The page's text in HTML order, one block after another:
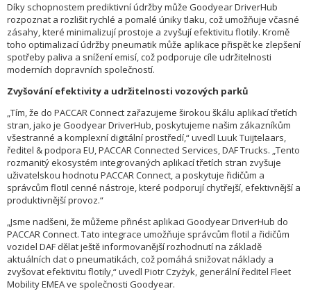
Díky schopnostem prediktivní údržby může Goodyear DriverHub
rozpoznat a rozlišit rychlé a pomalé úniky tlaku, což umožňuje včasné
zásahy, které minimalizují prostoje a zvyšují efektivitu flotily. Kromě
toho optimalizací údržby pneumatik může aplikace přispět ke zlepšení
spotřeby paliva a snížení emisí, což podporuje cíle udržitelnosti
moderních dopravních společností.
Zvyšování efektivity a udržitelnosti vozových parků
„Tím, že do PACCAR Connect zařazujeme širokou škálu aplikací třetích
stran, jako je Goodyear DriverHub, poskytujeme našim zákazníkům
všestranné a komplexní digitální prostředí,“ uvedl Luuk Tuijtelaars,
ředitel & podpora EU, PACCAR Connected Services, DAF Trucks. „Tento
rozmanitý ekosystém integrovaných aplikací třetích stran zvyšuje
uživatelskou hodnotu PACCAR Connect, a poskytuje řidičům a
správcům flotil cenné nástroje, které podporují chytřejší, efektivnější a
produktivnější provoz.“
„Jsme nadšeni, že můžeme přinést aplikaci Goodyear DriverHub do
PACCAR Connect. Tato integrace umožňuje správcům flotil a řidičům
vozidel DAF dělat ještě informovanější rozhodnutí na základě
aktuálních dat o pneumatikách, což pomáhá snižovat náklady a
zvyšovat efektivitu flotily,“ uvedl Piotr Czyżyk, generální ředitel Fleet
Mobility EMEA ve společnosti Goodyear.